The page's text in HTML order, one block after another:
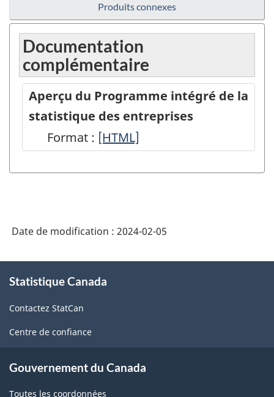
Produits connexes
Documentation
complémentaire
Aperçu du Programme intégré de la
statistique des entreprises
Format : Aperçu
Programme
la
statistique
des
[HTML]
Date de modification : 2024-02-05
propos
ce
site
Statistique Canada
Contactez StatCan
Centre de confiance
Gouvernement du Canada
Toutes les coordonnées